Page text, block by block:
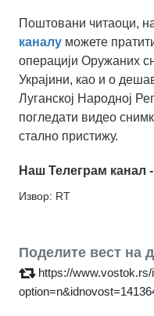
Поштовани читаоци,
каналу можете
операцији Оружаних
Украјини, као и о
Луганској Народној
погледати видео
стално пристижу.
Наш Телеграм канал -
Извор: RT
Поделите вест на
https://